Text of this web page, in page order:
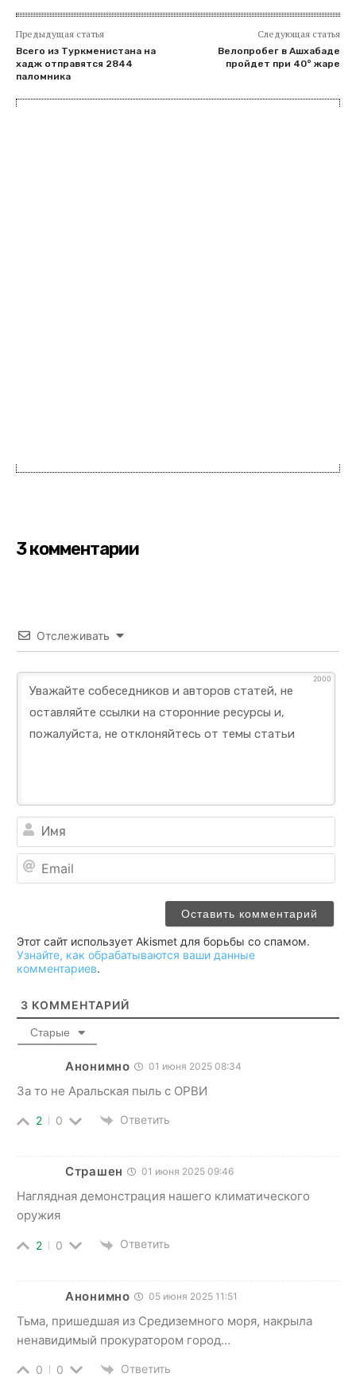
Предыдущая статья
Всего из Туркменистана на
хадж отправятся 2844
паломника
Следующая статья
Велопробег в Ашхабаде
пройдет при 40° жаре
3 комментарии
Отслеживать
2000
Этот сайт использует Akismet для борьбы со спамом.
Узнайте, как обрабатываются ваши данные
комментариев.
3 КОММЕНТАРИЙ
Старые
Анонимно 01 июня 2025 08:34
За то не Аральская пыль с ОРВИ
2 0 Ответить
Страшен 01 июня 2025 09:46
Наглядная демонстрация нашего климатического
оружия
2 0 Ответить
Анонимно 05 июня 2025 11:51
Тьма, пришедшая из Средиземного моря, накрыла
ненавидимый прокуратором город…
0 0 Ответить